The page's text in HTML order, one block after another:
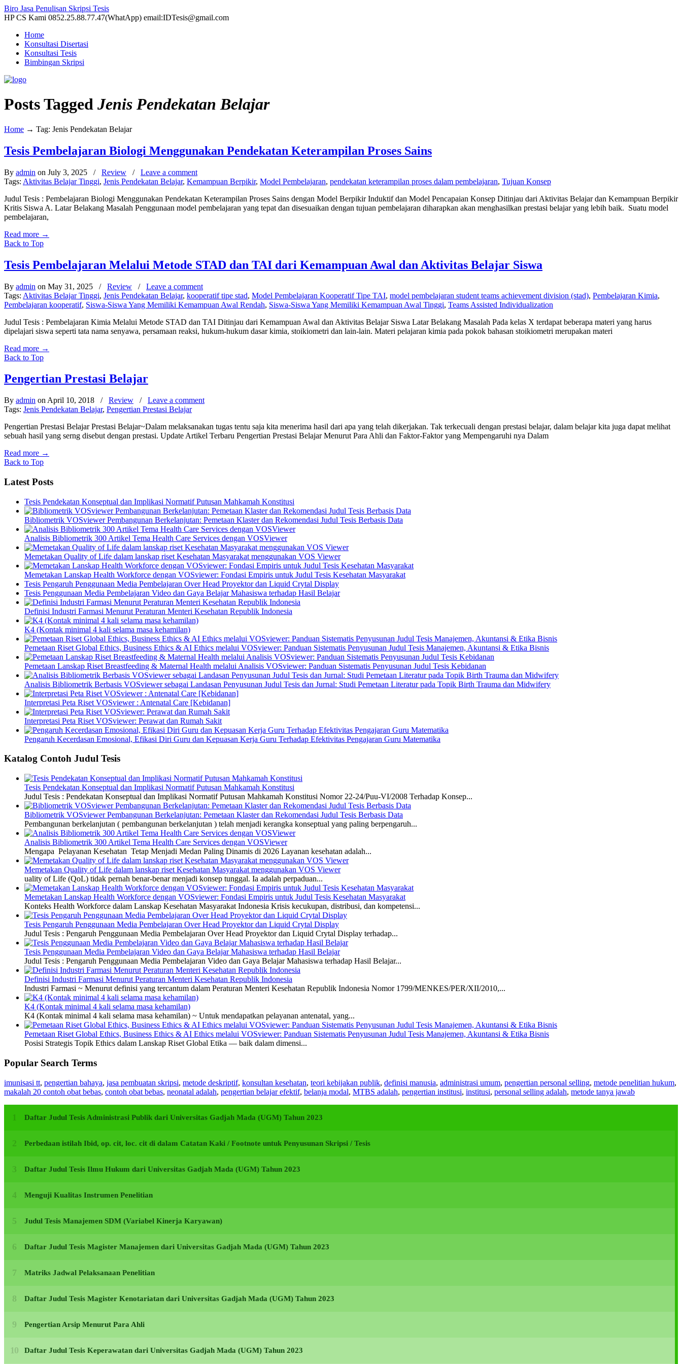
Biro Jasa Penulisan Skripsi Tesis
HP CS Kami 0852.25.88.77.47(WhatApp) email:IDTesis@gmail.com
Home
Konsultasi Disertasi
Konsultasi Tesis
Bimbingan Skripsi
Posts Tagged Jenis Pendekatan Belajar
Home → Tag: Jenis Pendekatan Belajar
Tesis Pembelajaran Biologi Menggunakan Pendekatan Keterampilan Proses Sains
By admin on July 3, 2025 / Review / Leave a comment
Tags: Aktivitas Belajar Tinggi, Jenis Pendekatan Belajar, Kemampuan Berpikir, Model Pembelajaran, pendekatan keterampilan proses dalam pembelajaran, Tujuan Konsep
Judul Tesis : Pembelajaran Biologi Menggunakan Pendekatan Keterampilan Proses Sains dengan Model Berpikir Induktif dan Model Pencapaian Konsep Ditinjau dari Aktivitas Belajar dan Kemampuan Berpikir
Kritis Siswa A. Latar Belakang Masalah Penggunaan model pembelajaran yang tepat dan disesuaikan dengan tujuan pembelajaran diharapkan akan menghasilkan prestasi belajar yang lebih baik. Suatu model
pembelajaran,
Read more →
Back to Top
Tesis Pembelajaran Melalui Metode STAD dan TAI dari Kemampuan Awal dan Aktivitas Belajar Siswa
By admin on May 31, 2025 / Review / Leave a comment
Tags: Aktivitas Belajar Tinggi, Jenis Pendekatan Belajar, kooperatif tipe stad, Model Pembelajaran Kooperatif Tipe TAI, model pembelajaran student teams achievement division (stad), Pembelajaran Kimia,
Pembelajaran kooperatif, Siswa-Siswa Yang Memiliki Kemampuan Awal Rendah, Siswa-Siswa Yang Memiliki Kemampuan Awal Tinggi, Teams Assisted Individualization
Judul Tesis : Pembelajaran Kimia Melalui Metode STAD dan TAI Ditinjau dari Kemampuan Awal dan Aktivitas Belajar Siswa Latar Belakang Masalah Pada kelas X terdapat beberapa materi yang harus
dipelajari siswa seperti tata nama senyawa, persamaan reaksi, hukum-hukum dasar kimia, stoikiometri dan lain-lain. Materi pelajaran kimia pada pokok bahasan stoikiometri merupakan materi
Read more →
Back to Top
Pengertian Prestasi Belajar
By admin on April 10, 2018 / Review / Leave a comment
Tags: Jenis Pendekatan Belajar, Pengertian Prestasi Belajar
Pengertian Prestasi Belajar Prestasi Belajar~Dalam melaksanakan tugas tentu saja kita menerima hasil dari apa yang telah dikerjakan. Tak terkecuali dengan prestasi belajar, dalam belajar kita juga dapat melihat
sebuah hasil yang serng disebut dengan prestasi. Update Artikel Terbaru Pengertian Prestasi Belajar Menurut Para Ahli dan Faktor-Faktor yang Mempengaruhi nya Dalam
Read more →
Back to Top
Latest Posts
Tesis Pendekatan Konseptual dan Implikasi Normatif Putusan Mahkamah Konstitusi
Bibliometrik VOSviewer Pembangunan Berkelanjutan: Pemetaan Klaster dan Rekomendasi Judul Tesis Berbasis Data
Analisis Bibliometrik 300 Artikel Tema Health Care Services dengan VOSViewer
Memetakan Quality of Life dalam lanskap riset Kesehatan Masyarakat menggunakan VOS Viewer
Memetakan Lanskap Health Workforce dengan VOSviewer: Fondasi Empiris untuk Judul Tesis Kesehatan Masyarakat
Tesis Pengaruh Penggunaan Media Pembelajaran Over Head Proyektor dan Liquid Crytal Display
Tesis Penggunaan Media Pembelajaran Video dan Gaya Belajar Mahasiswa terhadap Hasil Belajar
Definisi Industri Farmasi Menurut Peraturan Menteri Kesehatan Republik Indonesia
K4 (Kontak minimal 4 kali selama masa kehamilan)
Pemetaan Riset Global Ethics, Business Ethics & AI Ethics melalui VOSviewer: Panduan Sistematis Penyusunan Judul Tesis Manajemen, Akuntansi & Etika Bisnis
Pemetaan Lanskap Riset Breastfeeding & Maternal Health melalui Analisis VOSviewer: Panduan Sistematis Penyusunan Judul Tesis Kebidanan
Analisis Bibliometrik Berbasis VOSviewer sebagai Landasan Penyusunan Judul Tesis dan Jurnal: Studi Pemetaan Literatur pada Topik Birth Trauma dan Midwifery
Interpretasi Peta Riset VOSviewer : Antenatal Care [Kebidanan]
Interpretasi Peta Riset VOSviewer: Perawat dan Rumah Sakit
Pengaruh Kecerdasan Emosional, Efikasi Diri Guru dan Kepuasan Kerja Guru Terhadap Efektivitas Pengajaran Guru Matematika
Katalog Contoh Judul Tesis
Tesis Pendekatan Konseptual dan Implikasi Normatif Putusan Mahkamah Konstitusi
Judul Tesis : Pendekatan Konseptual dan Implikasi Normatif Putusan Mahkamah Konstitusi Nomor 22-24/Puu-VI/2008 Terhadap Konsep...
Bibliometrik VOSviewer Pembangunan Berkelanjutan: Pemetaan Klaster dan Rekomendasi Judul Tesis Berbasis Data
Pembangunan berkelanjutan ( pembangunan berkelanjutan ) telah menjadi kerangka konseptual yang paling berpengaruh...
Analisis Bibliometrik 300 Artikel Tema Health Care Services dengan VOSViewer
Mengapa Pelayanan Kesehatan Tetap Menjadi Medan Paling Dinamis di 2026 Layanan kesehatan adalah...
Memetakan Quality of Life dalam lanskap riset Kesehatan Masyarakat menggunakan VOS Viewer
uality of Life (QoL) tidak pernah benar-benar menjadi konsep tunggal. Ia adalah perpaduan...
Memetakan Lanskap Health Workforce dengan VOSviewer: Fondasi Empiris untuk Judul Tesis Kesehatan Masyarakat
Konteks Health Workforce dalam Lanskap Kesehatan Masyarakat Indonesia Krisis kecukupan, distribusi, dan kompetensi...
Tesis Pengaruh Penggunaan Media Pembelajaran Over Head Proyektor dan Liquid Crytal Display
Judul Tesis : Pengaruh Penggunaan Media Pembelajaran Over Head Proyektor dan Liquid Crytal Display terhadap...
Tesis Penggunaan Media Pembelajaran Video dan Gaya Belajar Mahasiswa terhadap Hasil Belajar
Judul Tesis : Pengaruh Penggunaan Media Pembelajaran Video dan Gaya Belajar Mahasiswa terhadap Hasil Belajar...
Definisi Industri Farmasi Menurut Peraturan Menteri Kesehatan Republik Indonesia
Industri Farmasi ~ Menurut definisi yang tercantum dalam Peraturan Menteri Kesehatan Republik Indonesia Nomor 1799/MENKES/PER/XII/2010,...
K4 (Kontak minimal 4 kali selama masa kehamilan)
K4 (Kontak minimal 4 kali selama masa kehamilan) ~ Untuk mendapatkan pelayanan antenatal, yang...
Pemetaan Riset Global Ethics, Business Ethics & AI Ethics melalui VOSviewer: Panduan Sistematis Penyusunan Judul Tesis Manajemen, Akuntansi & Etika Bisnis
Posisi Strategis Topik Ethics dalam Lanskap Riset Global Etika — baik dalam dimensi...
Popular Search Terms
imunisasi tt, pengertian bahaya, jasa pembuatan skripsi, metode deskriptif, konsultan kesehatan, teori kebijakan publik, definisi manusia, administrasi umum, pengertian personal selling, metode penelitian hukum,
makalah 20 contoh obat bebas, contoh obat bebas, neonatal adalah, pengertian belajar efektif, belanja modal, MTBS adalah, pengertian institusi, institusi, personal selling adalah, metode tanya jawab
Daftar Judul Tesis Administrasi Publik dari Universitas Gadjah Mada (UGM) Tahun 2023
Perbedaan istilah Ibid, op. cit, loc. cit di dalam Catatan Kaki / Footnote untuk Penyusunan Skripsi / Tesis
Daftar Judul Tesis Ilmu Hukum dari Universitas Gadjah Mada (UGM) Tahun 2023
Menguji Kualitas Instrumen Penelitian
Judul Tesis Manajemen SDM (Variabel Kinerja Karyawan)
Daftar Judul Tesis Magister Manajemen dari Universitas Gadjah Mada (UGM) Tahun 2023
Matriks Jadwal Pelaksanaan Penelitian
Daftar Judul Tesis Magister Kenotariatan dari Universitas Gadjah Mada (UGM) Tahun 2023
Pengertian Arsip Menurut Para Ahli
Daftar Judul Tesis Keperawatan dari Universitas Gadjah Mada (UGM) Tahun 2023